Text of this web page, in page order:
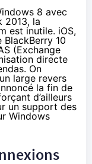
8 avec
2013, la
est inutile. iOS,
10
(Exchange
directe
On
large revers
la fin de
d’ailleurs
un support des
Windows